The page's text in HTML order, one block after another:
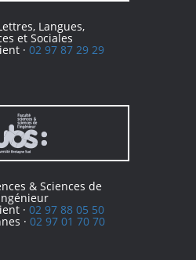
Langues,
et Sociales
· 02 97 87 29 29
& Sciences de
· 02 97 88 05 50
· 02 97 01 70 70